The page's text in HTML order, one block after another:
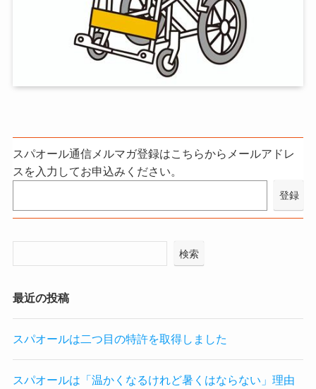
スパオール通信メルマガ登録はこちらからメールアドレ
スを入力してお申込みください。
検索
最近の投稿
スパオールは二つ目の特許を取得しました
スパオールは「温かくなるけれど暑くはならない」理由